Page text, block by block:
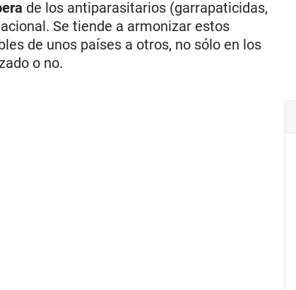
de los antiparasitarios (garrapaticidas,
Se tiende a armonizar estos
de unos países a otros, no sólo en los
o no.